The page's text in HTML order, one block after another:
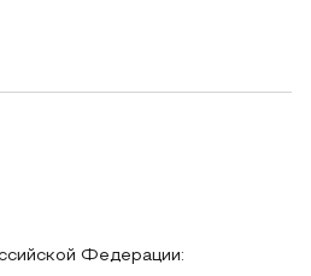
Федерации: